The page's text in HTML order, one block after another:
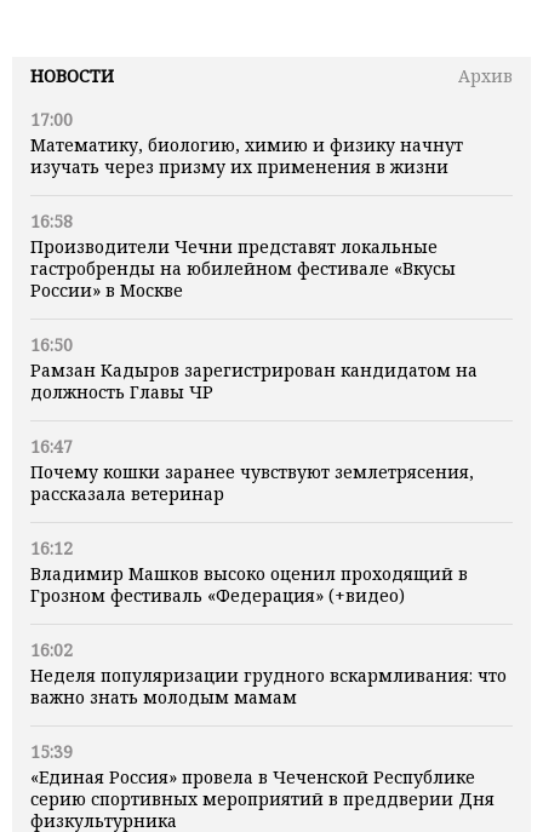
НОВОСТИ
Архив
17:00
Математику, биологию, химию и физику начнут
изучать через призму их применения в жизни
16:58
Производители Чечни представят локальные
гастробренды на юбилейном фестивале «Вкусы
России» в Москве
16:50
Рамзан Кадыров зарегистрирован кандидатом на
должность Главы ЧР
16:47
Почему кошки заранее чувствуют землетрясения,
рассказала ветеринар
16:12
Владимир Машков высоко оценил проходящий в
Грозном фестиваль «Федерация» (+видео)
16:02
Неделя популяризации грудного вскармливания: что
важно знать молодым мамам
15:39
«Единая Россия» провела в Чеченской Республике
серию спортивных мероприятий в преддверии Дня
физкультурника